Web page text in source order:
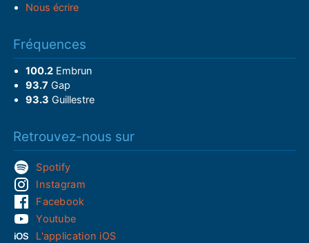
Nous écrire
Fréquences
100.2Embrun
93.7 Gap
93.3 Guillestre
Retrouvez-nous sur
Spotify
Instagram
Facebook
Youtube
L'application iOS